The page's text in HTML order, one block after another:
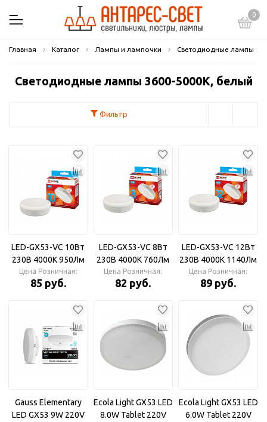
0
Главная Каталог Лампы и лампочки Светодиодные лампы
Светодиодные лампы 3600-5000К, белый
Фильтр
LED-GX53-VC 10Вт
230В 4000К 950Лм
IN HOME Лампа
светодиодная
Цена Розничная:
85 руб.
LED-GX53-VC 8Вт
230В 4000К 760Лм
IN HOME Лампа
светодиодная
Цена Розничная:
82 руб.
LED-GX53-VC 12Вт
230В 4000К 1140Лм
IN HOME Лампа
светодиодная
Цена Розничная:
89 руб.
Gauss Elementary
LED GX53 9W 220V
Ecola Light GX53 LED
8.0W Tablet 220V
Ecola Light GX53 LED
6.0W Tablet 220V